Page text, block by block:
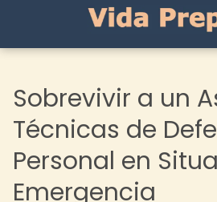
Sobrevivir a un
Técnicas de
Personal en
Emergencia